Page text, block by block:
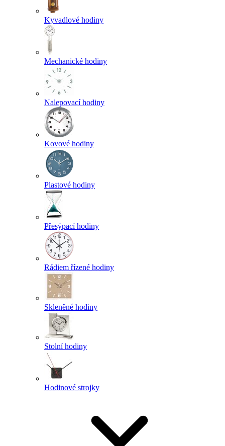
Kyvadlové hodiny
Mechanické hodiny
Nalepovací hodiny
Kovové hodiny
Plastové hodiny
Přesýpací hodiny
Rádiem řízené hodiny
Skleněné hodiny
Stolní hodiny
Hodinové strojky